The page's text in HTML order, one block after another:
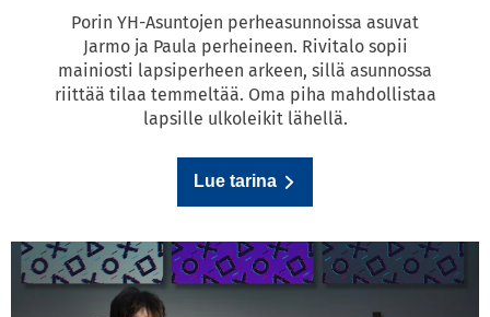
Porin YH-Asuntojen perheasunnoissa asuvat
Jarmo ja Paula perheineen. Rivitalo sopii
mainiosti lapsiperheen arkeen, sillä asunnossa
riittää tilaa temmeltää. Oma piha mahdollistaa
lapsille ulkoleikit lähellä.
Lue tarina